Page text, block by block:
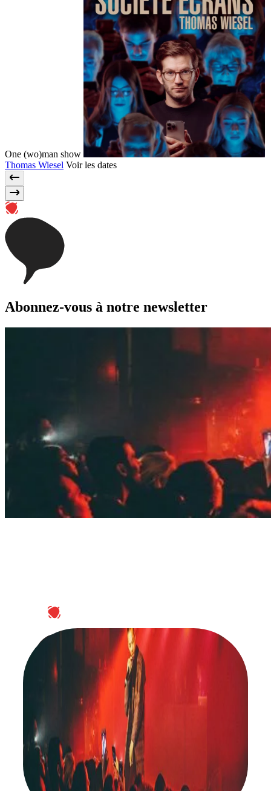
One (wo)man show
Thomas Wiesel Voir les dates
Abonnez-vous à notre newsletter
ABONNEZ-VOUS À NOTRE NEWSLETTER